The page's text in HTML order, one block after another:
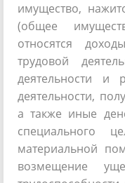
имущество,
(общее
относятся
трудовой
деятельности и
деятельности,
а также иные
специального
материальной
возмещение